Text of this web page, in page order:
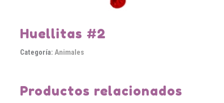
Huellitas #2
Categoría: Animales
Productos relacionados